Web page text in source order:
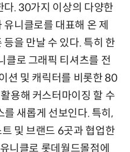
다. 30가지 이상의 다양한
니클로를 대표해 온 제
을 만날 수 있다. 특히 한
클로 그래픽 티셔츠를 전
션 및 캐릭터를 비롯한 80
용해 커스터마이징 할 수
새롭게 선보인다. 특히,
및 브랜드 6곳과 협업한
니클로 롯데월드몰점에